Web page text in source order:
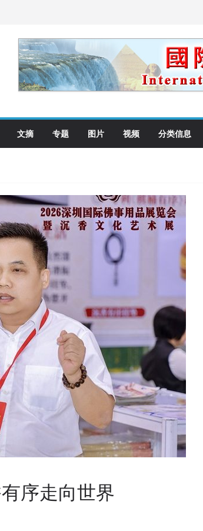
文摘 专题 图片 视频 分类信息
序走向世界